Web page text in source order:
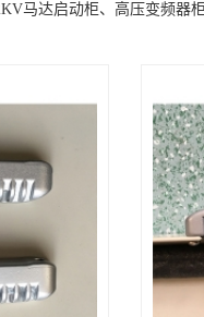
马达启动柜、高压变频器